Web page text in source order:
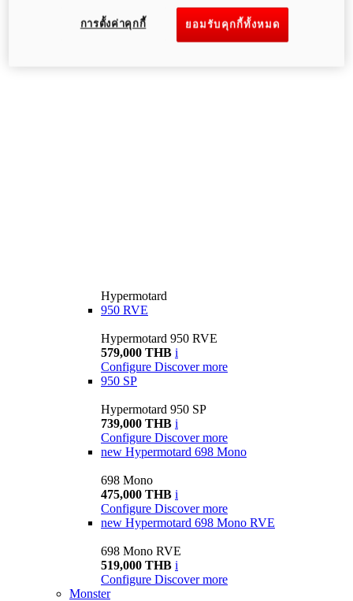
Hypermotard
950 RVE
Hypermotard 950 RVE
579,000 THB i
Configure Discover more
950 SP
Hypermotard 950 SP
739,000 THB i
Configure Discover more
new Hypermotard 698 Mono
698 Mono
475,000 THB i
Configure Discover more
new Hypermotard 698 Mono RVE
698 Mono RVE
519,000 THB i
Configure Discover more
Monster
ยอมรับคุกกี้ทั้งหมด
การตั้งค่าคุกกี้